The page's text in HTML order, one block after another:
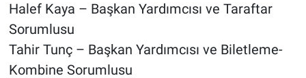
Halef Kaya – Başkan Yardımcısı ve Taraftar
Sorumlusu
Tahir Tunç – Başkan Yardımcısı ve Biletleme-
Kombine Sorumlusu